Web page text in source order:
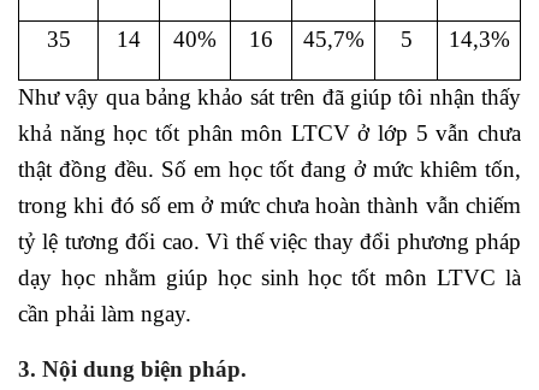
35 14 40% 16 45,7% 5 14,3%
Như vậy qua bảng khảo sát trên đã giúp tôi nhận thấy
khả năng học tốt phân môn LTCV ở lớp 5 vẫn chưa
thật đồng đều. Số em học tốt đang ở mức khiêm tốn,
trong khi đó số em ở mức chưa hoàn thành vẫn chiếm
tỷ lệ tương đối cao. Vì thế việc thay đổi phương pháp
dạy học nhằm giúp học sinh học tốt môn LTVC là
cần phải làm ngay.
3. Nội dung biện pháp.